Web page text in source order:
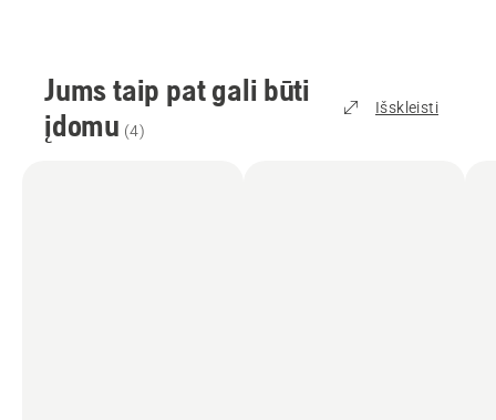
Jums taip pat gali būti
įdomu (4)
Išskleisti